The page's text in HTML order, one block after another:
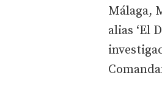
Málaga,
alias ‘El